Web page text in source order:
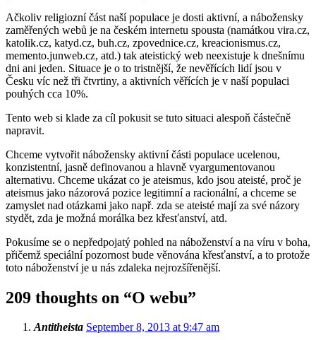
Ačkoliv religiozní část naší populace je dosti aktivní, a nábožensky
zaměřených webů je na českém internetu spousta (namátkou vira.cz,
katolik.cz, katyd.cz, buh.cz, zpovednice.cz, kreacionismus.cz,
memento.junweb.cz, atd.) tak ateistický web neexistuje k dnešnímu
dni ani jeden. Situace je o to tristnější, že nevěřících lidí jsou v
Česku víc než tři čtvrtiny, a aktivních věřících je v naší populaci
pouhých cca 10%.
Tento web si klade za cíl pokusit se tuto situaci alespoň částečně
napravit.
Chceme vytvořit nábožensky aktivní části populace ucelenou,
konzistentní, jasně definovanou a hlavně vyargumentovanou
alternativu. Chceme ukázat co je ateismus, kdo jsou ateisté, proč je
ateismus jako názorová pozice legitimní a racionální, a chceme se
zamyslet nad otázkami jako např. zda se ateisté mají za své názory
stydět, zda je možná morálka bez křesťanství, atd.
Pokusíme se o nepředpojatý pohled na náboženství a na víru v boha,
přičemž speciální pozornost bude věnována křesťanství, a to protože
toto náboženství je u nás zdaleka nejrozšířenější.
209 thoughts on “O webu”
Antitheista September 8, 2013 at 9:47 am